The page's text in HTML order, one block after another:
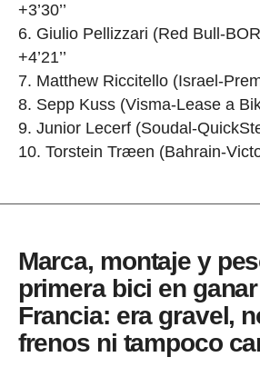
+3’30’’
Giulio Pellizzari (Red Bull-
+4’21’’
Matthew Riccitello (Israel-
Sepp Kuss (Visma-Lease a
Junior Lecerf (Soudal-
Torstein Træen (Bahrain-
Marca, montaje y
primera bici en
Francia: era gravel,
frenos ni tampoco